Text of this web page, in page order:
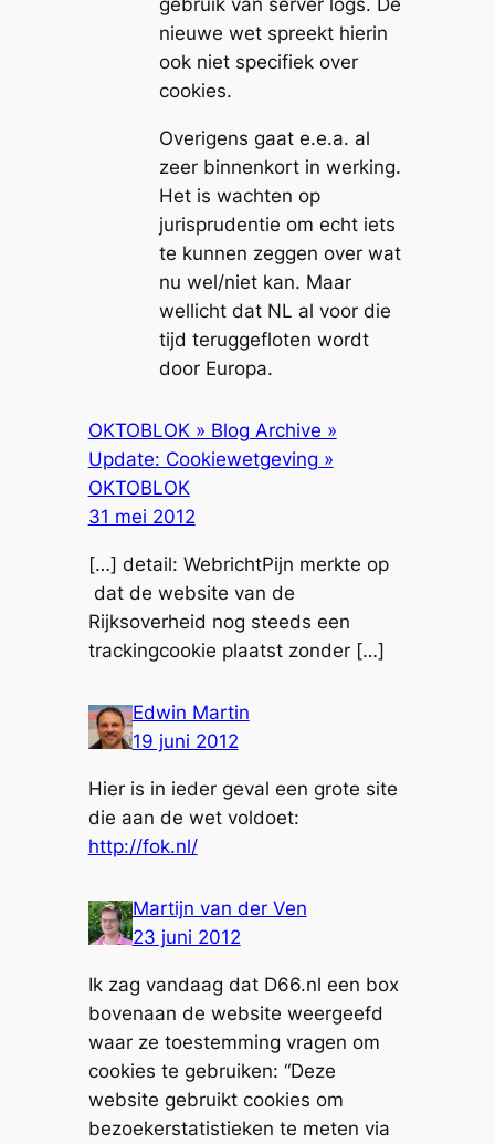
nieuwe wet spreekt hierin
ook niet specifiek over
cookies.
Overigens gaat e.e.a. al
zeer binnenkort in werking.
Het is wachten op
jurisprudentie om echt iets
te kunnen zeggen over wat
nu wel/niet kan. Maar
wellicht dat NL al voor die
tijd teruggefloten wordt
door Europa.
OKTOBLOK » Blog Archive »
Update: Cookiewetgeving »
OKTOBLOK
31 mei 2012
[…] detail: WebrichtPijn merkte op
dat de website van de
Rijksoverheid nog steeds een
trackingcookie plaatst zonder […]
Edwin Martin
19 juni 2012
Hier is in ieder geval een grote site
die aan de wet voldoet:
http://fok.nl/
Martijn van der Ven
23 juni 2012
Ik zag vandaag dat D66.nl een box
bovenaan de website weergeefd
waar ze toestemming vragen om
cookies te gebruiken: “Deze
website gebruikt cookies om
bezoekerstatistieken te meten via